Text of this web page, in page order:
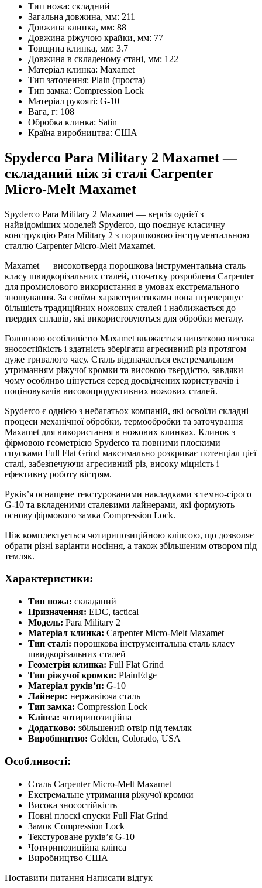
Тип ножа: складний
Загальна довжина, мм: 211
Довжина клинка, мм: 88
Довжина ріжучою крайки, мм: 77
Товщина клинка, мм: 3.7
Довжина в складеному стані, мм: 122
Матеріал клинка: Maxamet
Тип заточення: Plain (проста)
Тип замка: Compression Lock
Матеріал рукояті: G-10
Вага, г: 108
Обробка клинка: Satin
Країна виробництва: США
Spyderco Para Military 2 Maxamet —
складаний ніж зі сталі Carpenter
Micro-Melt Maxamet
Spyderco Para Military 2 Maxamet — версія однієї з
найвідоміших моделей Spyderco, що поєднує класичну
конструкцію Para Military 2 з порошковою інструментальною
сталлю Carpenter Micro-Melt Maxamet.
Maxamet — високотверда порошкова інструментальна сталь
класу швидкорізальних сталей, спочатку розроблена Carpenter
для промислового використання в умовах екстремального
зношування. За своїми характеристиками вона перевершує
більшість традиційних ножових сталей і наближається до
твердих сплавів, які використовуються для обробки металу.
Головною особливістю Maxamet вважається винятково висока
зносостійкість і здатність зберігати агресивний різ протягом
дуже тривалого часу. Сталь відзначається екстремальним
утриманням ріжучої кромки та високою твердістю, завдяки
чому особливо цінується серед досвідчених користувачів і
поціновувачів високопродуктивних ножових сталей.
Spyderco є однією з небагатьох компаній, які освоїли складні
процеси механічної обробки, термообробки та заточування
Maxamet для використання в ножових клинках. Клинок з
фірмовою геометрією Spyderco та повними плоскими
спусками Full Flat Grind максимально розкриває потенціал цієї
сталі, забезпечуючи агресивний різ, високу міцність і
ефективну роботу вістрям.
Руків’я оснащене текстурованими накладками з темно-сірого
G-10 та вкладеними сталевими лайнерами, які формують
основу фірмового замка Compression Lock.
Ніж комплектується чотирипозиційною кліпсою, що дозволяє
обрати різні варіанти носіння, а також збільшеним отвором під
темляк.
Характеристики:
Тип ножа: складаний
Призначення: EDC, tactical
Модель: Para Military 2
Матеріал клинка: Carpenter Micro-Melt Maxamet
Тип сталі: порошкова інструментальна сталь класу
швидкорізальних сталей
Геометрія клинка: Full Flat Grind
Тип ріжучої кромки: PlainEdge
Матеріал руків’я: G-10
Лайнери: нержавіюча сталь
Тип замка: Compression Lock
Кліпса: чотирипозиційна
Додатково: збільшений отвір під темляк
Виробництво: Golden, Colorado, USA
Особливості:
Сталь Carpenter Micro-Melt Maxamet
Екстремальне утримання ріжучої кромки
Висока зносостійкість
Повні плоскі спуски Full Flat Grind
Замок Compression Lock
Текстуроване руків’я G-10
Чотирипозиційна кліпса
Виробництво США
Поставити питання Написати відгук